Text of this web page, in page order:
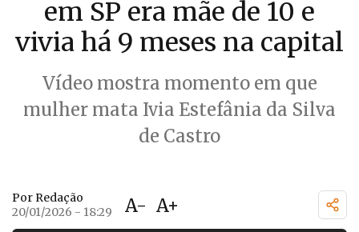
em SP era mãe de 10 e
vivia há 9 meses na capital
Vídeo mostra momento em que
mulher mata Ivia Estefânia da Silva
de Castro
Por Redação
20/01/2026 - 18:29
A- A+